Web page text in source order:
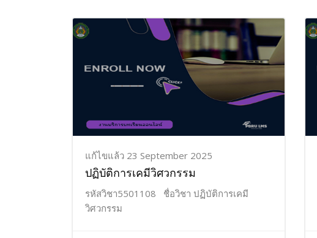
แก้ไขแล้ว 23 September 2025
ปฏิบัติการเคมีวิศวกรรม
รหัสวิชา5501108 ชื่อวิชา ปฏิบัติการเคมี
วิศวกรรม